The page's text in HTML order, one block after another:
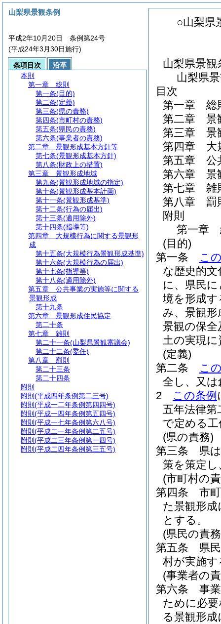
○山梨県
山梨県景
山梨県
目次
第一章
総
第二章
景
第三章
景
第四章
大
第五章
公
第六章
景
第七章
雑
第八章
罰
附則
第一章
(目的)
第一条
こ
な歴史的
に、県民
境を形成
み、景観
景観の保
土の実現
(定義)
第二条
こ
全し、又
2
この条例
五年法律第
で定める
(県の責務)
第三条
県
策を策定
(市町村の
第四条
市
た景観形
とする。
(県民の責
第五条
県
村が実施
(事業者の
第六条
事
ために必
る景観形
山梨県景観条例
平成2年10月20日 条例第24号
(平成24年3月30日施行)
条項目次
沿革
本則
第一章
総則
第一条(目的)
第二条(定義)
第三条(県の責務)
第四条(市町村の責務)
第五条(県民の責務)
第六条(事業者の責務)
第二章
景観形成基本方針等
第七条(景観形成基本方針)
第八条(財政上の措置)
第三章
景観形成地域
第九条(景観形成地域の指定)
第十条(景観形成基本計画)
第十一条(景観形成基準)
第十二条(行為の届出)
第十三条(適用除外)
第十四条(指導等)
第四章
大規模行為に関する景観形
成
第十五条(大規模行為景観形成基準)
第十六条(大規模行為の届出)
第十七条(指導等)
第十八条(適用除外)
第五章
公共事業の実施等に関する
景観形成
第十九条
第六章
景観形成住民協定
第二十条
第七章
雑則
第二十一条(山梨県景観審議会)
第二十二条(委任)
第八章
罰則
第二十三条
第二十四条
附則
附則 (平成四年条例第二三号)
附則 (平成一二年条例第四四号)
附則 (平成一四年条例第五四号)
附則 (平成一七年条例第六八号)
附則 (平成二一年条例第二五号)
附則 (平成二三年条例第一四号)
附則 (平成二四年条例第三五号)